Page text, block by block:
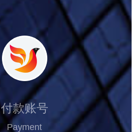
付款账号
Payment